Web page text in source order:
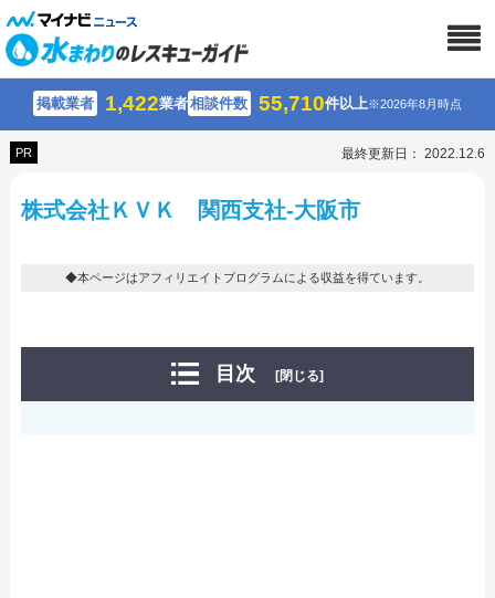
掲載業者 1,422業者相談件数 55,710件以上※2026年8月時点
PR 最終更新日： 2022.12.6
株式会社ＫＶＫ 関西支社-大阪市
◆本ページはアフィリエイトプログラムによる収益を得ています。
目次 [閉じる]